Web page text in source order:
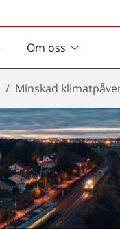
Om oss
Minskad